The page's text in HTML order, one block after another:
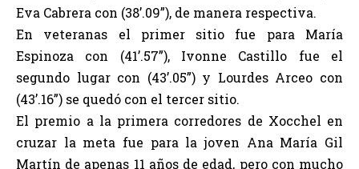
Eva Cabrera con (38’.09”), de manera respectiva.
En veteranas el primer sitio fue para María
Espinoza con (41’.57”), Ivonne Castillo fue el
segundo lugar con (43’.05”) y Lourdes Arceo con
(43’.16”) se quedó con el tercer sitio.
El premio a la primera corredores de Xocchel en
cruzar la meta fue para la joven Ana María Gil
Martín de apenas 11 años de edad, pero con mucho